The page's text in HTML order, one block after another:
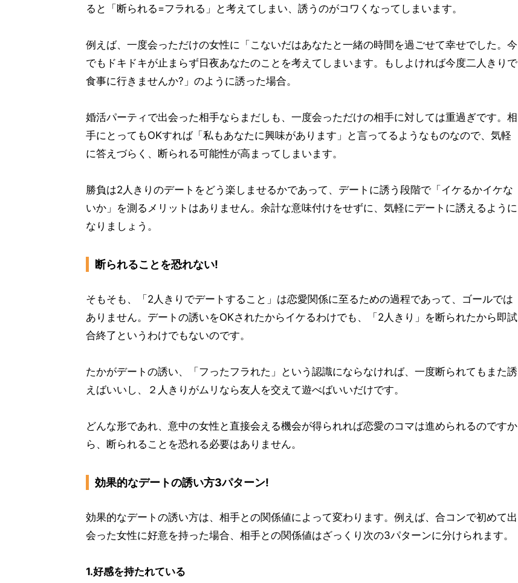
ると「断られる=フラれる」と考えてしまい、誘うのがコワくなってしまいます。
例えば、一度会っただけの女性に「こないだはあなたと一緒の時間を過ごせて幸せでした。今
でもドキドキが止まらず日夜あなたのことを考えてしまいます。もしよければ今度二人きりで
食事に行きませんか?」のように誘った場合。
婚活パーティで出会った相手ならまだしも、一度会っただけの相手に対しては重過ぎです。相
手にとってもOKすれば「私もあなたに興味があります」と言ってるようなものなので、気軽
に答えづらく、断られる可能性が高まってしまいます。
勝負は2人きりのデートをどう楽しませるかであって、デートに誘う段階で「イケるかイケな
いか」を測るメリットはありません。余計な意味付けをせずに、気軽にデートに誘えるように
なりましょう。
断られることを恐れない!
そもそも、「2人きりでデートすること」は恋愛関係に至るための過程であって、ゴールでは
ありません。デートの誘いをOKされたからイケるわけでも、「2人きり」を断られたから即試
合終了というわけでもないのです。
たかがデートの誘い、「フったフラれた」という認識にならなければ、一度断られてもまた誘
えばいいし、２人きりがムリなら友人を交えて遊べばいいだけです。
どんな形であれ、意中の女性と直接会える機会が得られれば恋愛のコマは進められるのですか
ら、断られることを恐れる必要はありません。
効果的なデートの誘い方3パターン!
効果的なデートの誘い方は、相手との関係値によって変わります。例えば、合コンで初めて出
会った女性に好意を持った場合、相手との関係値はざっくり次の3パターンに分けられます。
1.好感を持たれている